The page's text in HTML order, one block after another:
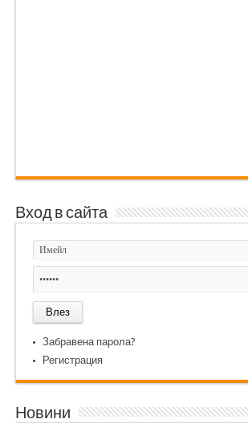
Вход в сайта
Забравена парола?
Регистрация
Новини